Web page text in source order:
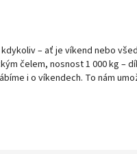
– ať je víkend nebo
čelem, nosnost 1 000 kg
i o víkendech. To nám